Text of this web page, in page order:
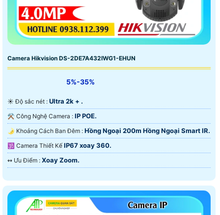
Camera Hikvision DS-2DE7A432IWG1-EHUN
5%-35%
☀️ Độ sắc nét : Ultra 2k + .
⚒ Công Nghệ Camera : IP POE.
🌛 Khoảng Cách Ban Đêm : Hồng Ngoại 200m Hồng Ngoại Smart IR.
🕉️ Camera Thiết Kế IP67 xoay 360.
️↭ Ưu Điểm : Xoay Zoom.